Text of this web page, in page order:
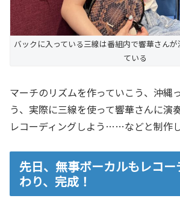
バックに入っている三線は番組内で響華さん
ている
マーチのリズムを作っていこう、沖縄
う、実際に三線を使って響華さんに演
レコーディングしよう……などと制作
先日、無事ボーカルもレコ
わり、完成！